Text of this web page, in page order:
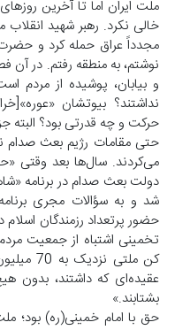
خالی نکرد. رهبر شهید انقلاب
مجدداً عراق حمله کرد و
نوشتم، به منطقه رفتم. در
و بیابان، پوشیده از مردم
نداشتند؟ بیوتشان
حرکت و چه قدرتی‌ بود؟ البته
حتی مقامات رژیم بعث صدام
می‌کردند. سال‌ها بعد وقتی
دولت بعث صدام در برنامه
شد و به سؤالات مجری
حضور پرتعداد رزمندگان اسلام
تخمینی اشتباه از جمعیت
کن ملتی
عقیده‌ای که داشتند،
بشتابند.»
حق با امام خمینی(ره) بود؛